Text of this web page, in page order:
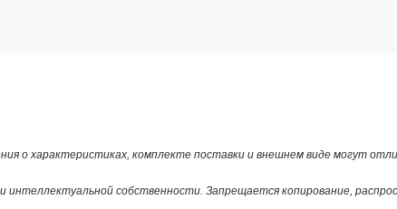
о характеристиках, комплекте поставки и внешнем виде могут
собственности. Запрещается копирование,